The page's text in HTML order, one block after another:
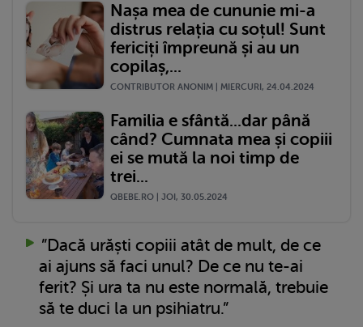
Nașa mea de cununie mi-a
distrus relația cu soțul! Sunt
fericiți împreună și au un
copilaș,...
CONTRIBUTOR ANONIM | MIERCURI, 24.04.2024
Familia e sfântă...dar până
când? Cumnata mea și copiii
ei se mută la noi timp de
trei...
QBEBE.RO | JOI, 30.05.2024
”Dacă urăști copiii atât de mult, de ce
ai ajuns să faci unul? De ce nu te-ai
ferit? Și ura ta nu este normală, trebuie
să te duci la un psihiatru.”